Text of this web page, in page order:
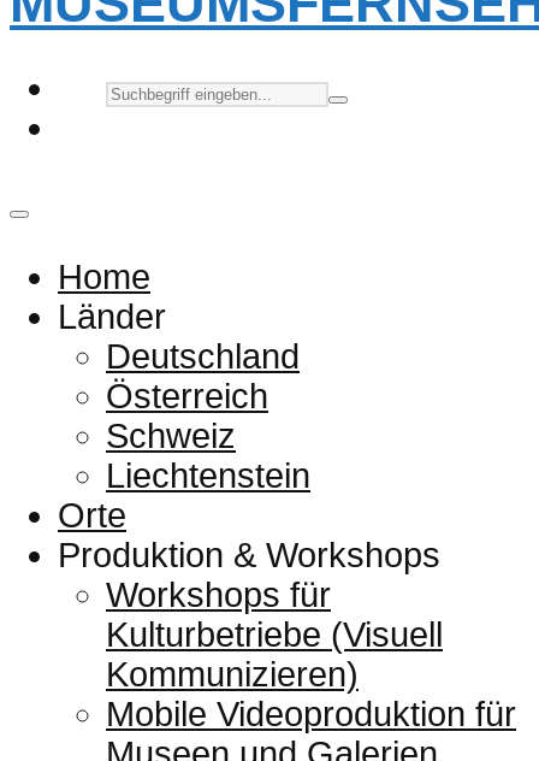
Home
Länder
Deutschland
Österreich
Schweiz
Liechtenstein
Orte
Produktion & Workshops
Workshops für
Kulturbetriebe (Visuell
Kommunizieren)
Mobile Videoproduktion für